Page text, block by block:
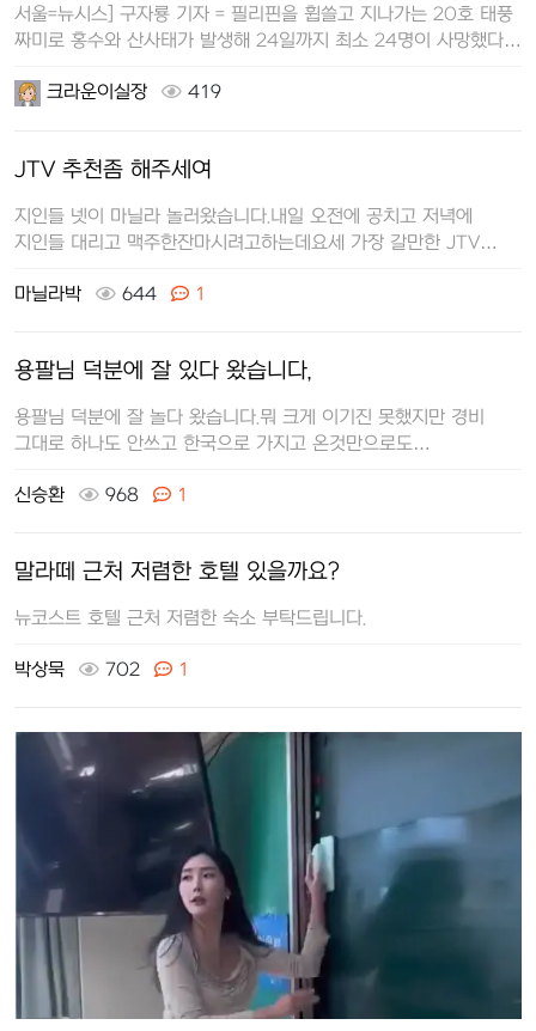
서울=뉴시스] 구자룡 기자 = 필리핀을 휩쓸고 지나가는 20호 태풍
짜미로 홍수와 산사태가 발생해 24일까지 최소 24명이 사망했다.
크라운이실장
419
JTV 추천좀 해주세여
지인들 넷이 마닐라 놀러왔습니다.내일 오전에 공치고 저녁에
지인들 대리고 맥주한잔마시려고하는데요세 가장 갈만한 JTV
마닐라박
644 1
용팔님 덕분에 잘 있다 왔습니다,
용팔님 덕분에 잘 놀다 왔습니다.뭐 크게 이기진 못했지만 경비
그대로 하나도 안쓰고 한국으로 가지고 온것만으로도
신승환
968 1
말라떼 근처 저렴한 호텔 있을까요?
뉴코스트 호텔 근처 저렴한 숙소 부탁드립니다.
박상묵 702 1